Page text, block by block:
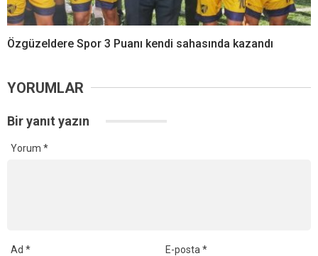
Özgüzeldere Spor 3 Puanı kendi sahasında kazandı
YORUMLAR
Bir yanıt yazın
Yorum *
Ad * E-posta*